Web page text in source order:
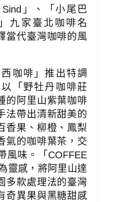
」、「小尾巴
九家臺北咖啡名
當代臺灣咖啡的風
咖啡」推出特調
「野牡丹咖啡莊
的阿里山紫葉咖啡
法帶出清新甜美的
香果、柳橙、鳳梨
氣的咖啡葉茶，交
風味。「COFFEE
靈感，將阿里山達
多款處理法的臺灣
奇異果與黑糖甜感